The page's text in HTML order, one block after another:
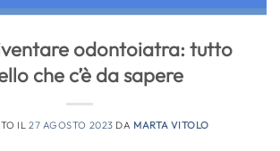
odontoiatra: tutto
che c’è da sapere
IL 27 AGOSTO 2023 DA MARTA VITOLO